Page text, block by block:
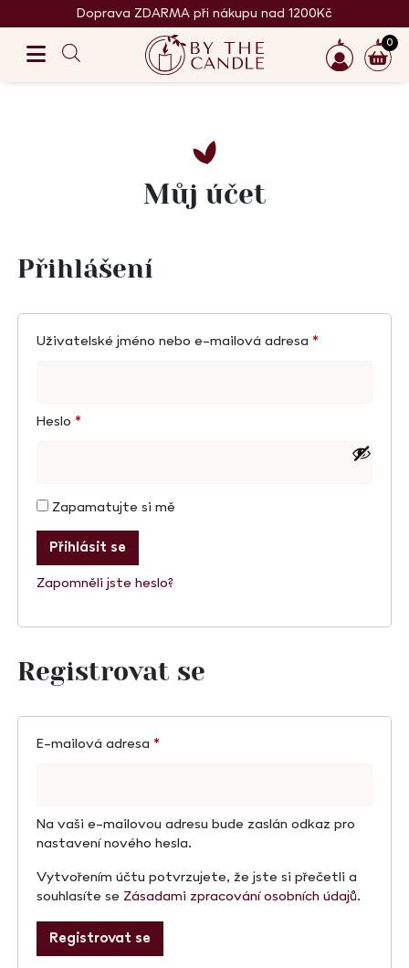
Doprava ZDARMA při nákupu nad 1200Kč
0
Můj účet
Přihlášení
Uživatelské jméno nebo e-mailová adresa *
Heslo *
Zapamatujte si mě
Přihlásit se
Zapomněli jste heslo?
Registrovat se
E-mailová adresa *
Na vaši e-mailovou adresu bude zaslán odkaz pro
nastavení nového hesla.
Vytvořením účtu potvrzujete, že jste si přečetli a
souhlasíte seZásadami zpracování osobních údajů.
Registrovat se